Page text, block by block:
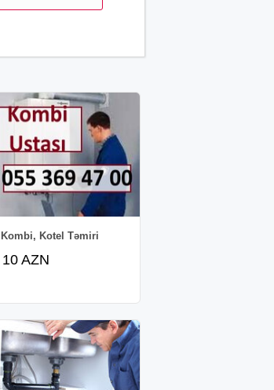
Kombi, Kotel Təmiri
10 AZN